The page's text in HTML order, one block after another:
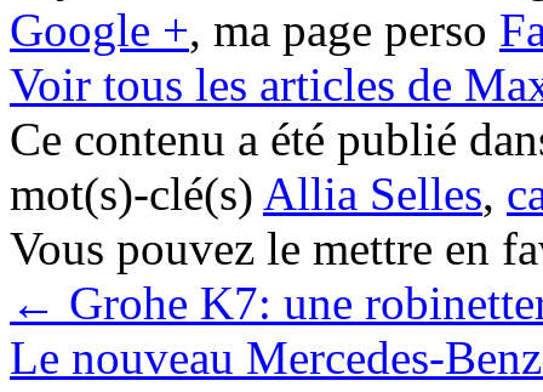
Google +, ma page perso
Voir tous les articles de
Ce contenu a été publié
mot(s)-clé(s) Allia Selles,
Vous pouvez le mettre en
← Grohe K7: une
Le nouveau Mercedes-